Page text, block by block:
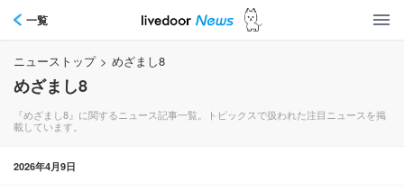
一覧
ニューストップ > めざまし8
めざまし8
『めざまし8』に関するニュース記事一覧。トピックスで扱われた注目ニュースを掲
載しています。
2026年4月9日